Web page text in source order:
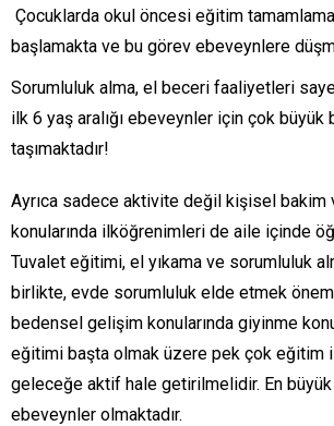
Çocuklarda okul öncesi eğitim
başlamakta ve bu görev ebeveynlere
Sorumluluk alma, el beceri faaliyetleri
ilk 6 yaş aralığı ebeveynler için çok büyük
taşımaktadır!
Ayrıca sadece aktivite değil kişisel
konularında ilköğrenimleri de aile içinde
Tuvalet eğitimi, el yıkama ve sorumluluk
birlikte, evde sorumluluk elde etmek
bedensel gelişim konularında giyinme
eğitimi başta olmak üzere pek çok eğitim
geleceğe aktif hale getirilmelidir. En
ebeveynler olmaktadır.